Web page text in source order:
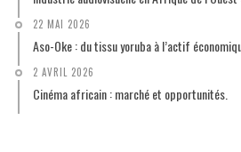
22 MAI 2026
Aso-Oke : du tissu yoruba à l’actif
2 AVRIL 2026
Cinéma africain : marché et opportunités.